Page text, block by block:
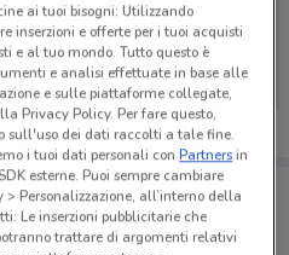
non abbiamo pubblicato
Riprova più tardi.
sempre con te!
offerte dei negozi vicino a te,
tua lista del risparmio, comodamente
ai tuoi bisogni: Utilizzando
inserzioni e offerte per i tuoi acquisti
e al tuo mondo. Tutto questo è
e analisi effettuate in base alle
e sulle piattaforme collegate,
Privacy Policy. Per fare questo,
sull'uso dei dati raccolti a tale fine.
i tuoi dati personali conPartnersin
esterne. Puoi sempre cambiare
Personalizzazione, all’interno della
Le inserzioni pubblicitarie che
trattare di argomenti relativi